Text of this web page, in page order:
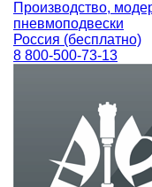
Производство,
пневмоподвески
Россия (бесплатно)
8 800-500-73-13